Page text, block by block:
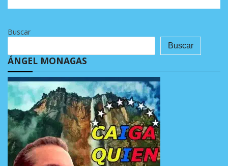
Buscar
Buscar
ÁNGEL MONAGAS